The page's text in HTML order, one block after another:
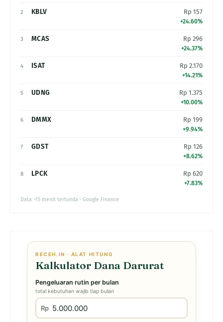
2 KBLV Rp 157
+24.60%
3 MCAS Rp 296
+24.37%
4 ISAT Rp 2.170
+14.21%
5 UDNG Rp 1.375
+10.00%
6 DMMX Rp 199
+9.94%
7 GDST Rp 126
+8.62%
8 LPCK Rp 620
+7.83%
Data ~15 menit tertunda · Google Finance
RECEH.IN · ALAT HITUNG
Kalkulator Dana Darurat
Pengeluaran rutin per bulan
total kebutuhan wajib tiap bulan
Rp